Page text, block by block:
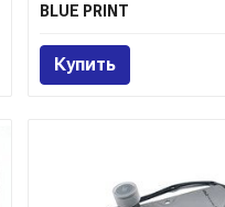
BLUE PRINT
Купить